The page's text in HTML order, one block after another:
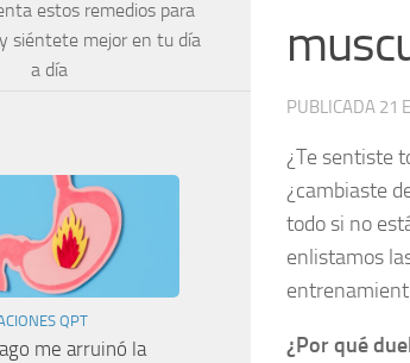
PUBLICADA 21
¿Te sentiste
¿cambiaste
todo si no
enlistamos
¿Por qué
estos remedios para
siéntete mejor en tu día
a día
QPT
me arruinó la